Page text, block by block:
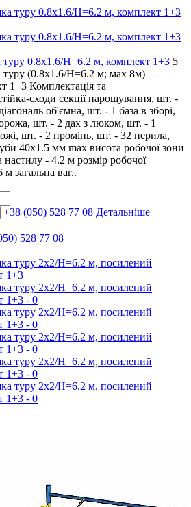
туру 0.8х1.6/Н=6.2 м, комплект 1+3 5
туру (0.8х1.6/Н=6.2 м; мах 8м)
1+3 Комплектація та
сходи секції нарощування, шт. -
об'ємна, шт. - 1 база в зборі,
шт. - 2 дах з люком, шт. - 1
шт. - 2 промінь, шт. - 32 перила,
40х1.5 мм max висота робочої зони
- 4.2 м розмір робочої
загальна ваг..
+38 (050) 528 77 08 Детальніше
528 77 08